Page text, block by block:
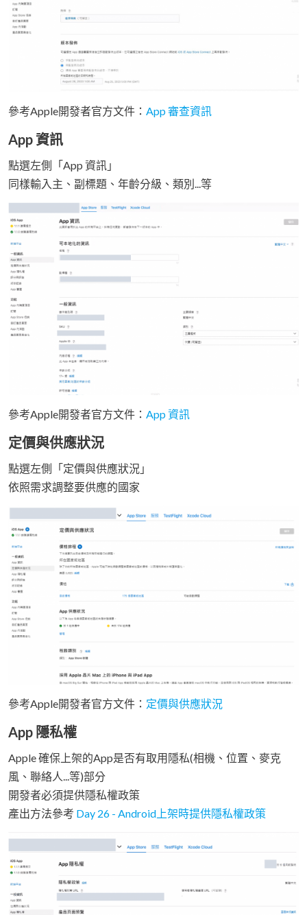
參考Apple開發者官方文件： App 審查資訊
App 資訊
點選左側「App 資訊」
同樣輸入主、副標題、年齡分級、類別...等
參考Apple開發者官方文件： App 資訊
定價與供應狀況
點選左側「定價與供應狀況」
依照需求調整要供應的國家
參考Apple開發者官方文件： 定價與供應狀況
App 隱私權
Apple 確保上架的App是否有取用隱私(相機、位置、麥克
風、聯絡人...等)部分
開發者必須提供隱私權政策
產出方法參考 Day 26 - Android上架時提供隱私權政策